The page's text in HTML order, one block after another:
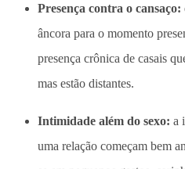
Presença contra o cansaço:
âncora para o momento
presença crônica de casais
mas estão distantes.
Intimidade além do sexo: a
uma relação começam bem